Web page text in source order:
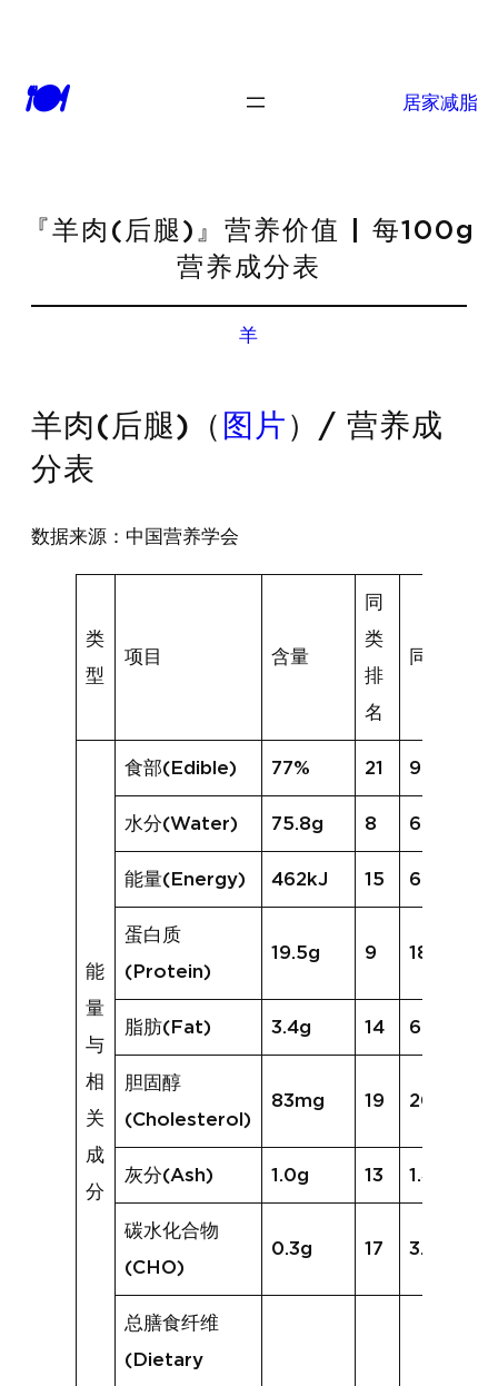
🍽 居家减脂
『羊肉(后腿)』营养价值 | 每100g
营养成分表
羊
羊肉(后腿)（ 图片 ）/ 营养成
分表
数据来源：中国营养学会
类
型
项目 含量
同
类
排
名
同类均值
能
量
与
相
关
成
分
食部(Edible) 77% 21 95%
水分(Water) 75.8g 8 69.8g
能量(Energy) 462kJ 15 625kJ
蛋白质
(Protein)
19.5g 9 18.5g
脂肪(Fat) 3.4g 14 6.8g
胆固醇
(Cholesterol)
83mg 19 208mg
灰分(Ash) 1.0g 13 1.4g
碳水化合物
(CHO)
0.3g 17 3.4g
总膳食纤维
(Dietary